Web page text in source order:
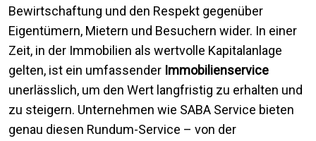
Bewirtschaftung und den Respekt gegenüber
Eigentümern, Mietern und Besuchern wider. In einer
Zeit, in der Immobilien als wertvolle Kapitalanlage
gelten, ist ein umfassender Immobilienservice
unerlässlich, um den Wert langfristig zu erhalten und
zu steigern. Unternehmen wie SABA Service bieten
genau diesen Rundum-Service – von der